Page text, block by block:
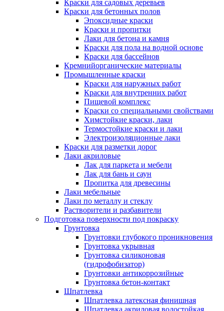
Краски для садовых деревьев
Краски для бетонных полов
Эпоксидные краски
Краски и пропитки
Лаки для бетона и камня
Краски для пола на водной основе
Краски для бассейнов
Кремнийорганические материалы
Промышленные краски
Краски для наружных работ
Краски для внутренних работ
Пищевой комплекс
Краски со специальными свойствами
Химстойкие краски, лаки
Термостойкие краски и лаки
Электроизоляционные лаки
Краски для разметки дорог
Лаки акриловые
Лак для паркета и мебели
Лак для бань и саун
Пропитка для древесины
Лаки мебельные
Лаки по металлу и стеклу
Растворители и разбавители
Подготовка поверхности под покраску
Грунтовка
Грунтовки глубокого проникновения
Грунтовка укрывная
Грунтовка силиконовая
(гидрофобизатор)
Грунтовки антикоррозийные
Грунтовка бетон-контакт
Шпатлевка
Шпатлевка латексная финишная